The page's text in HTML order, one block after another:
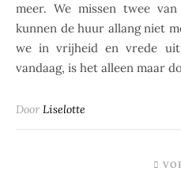
meer. We missen twee
kunnen de huur allang niet
we in vrijheid en vrede
vandaag, is het alleen maar
DoorLiselotte